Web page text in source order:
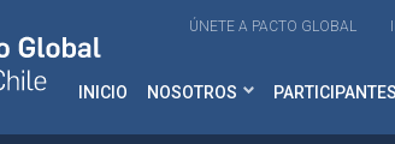
ÚNETE A PACTO GLOBAL
INICIO NOSOTROS PARTICIPANTES